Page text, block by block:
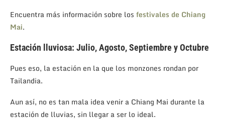
Encuentra más información sobre los festivales de Chiang
Mai.
Estación lluviosa: Julio, Agosto, Septiembre y Octubre
Pues eso, la estación en la que los monzones rondan por
Tailandia.
Aun así, no es tan mala idea venir a Chiang Mai durante la
estación de lluvias, sin llegar a ser lo ideal.